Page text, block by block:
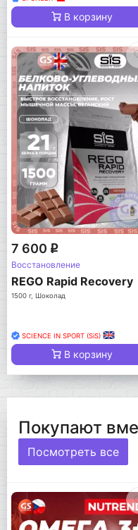
В корзину
7 600 q
Восстановление
REGO Rapid Recovery
1500 г, Шоколад
SCIENCE IN SPORT (SiS)
В корзину
Покупают
Посмотреть все